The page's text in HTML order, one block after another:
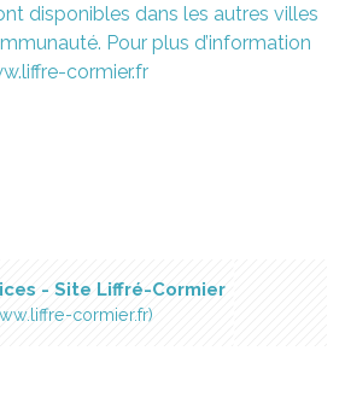
disponibles dans les autres villes
Pour plus d’information
cormier.fr
- Site Liffré-Cormier
cormier.fr